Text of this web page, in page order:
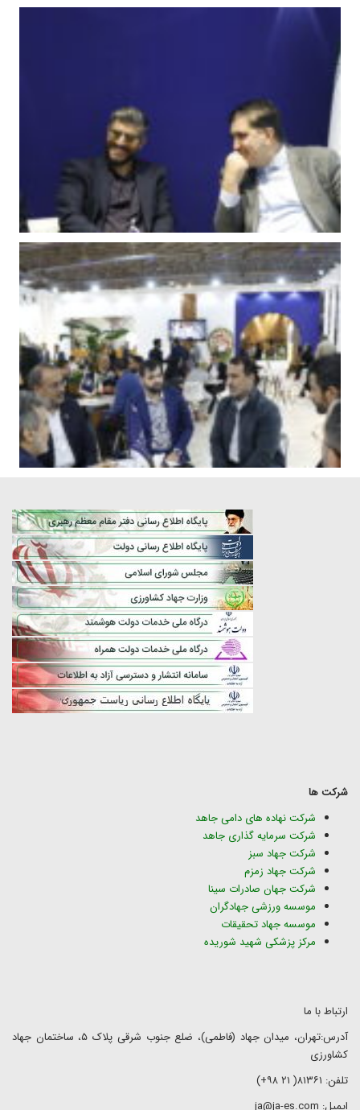
شرکت ها
شرکت نهاده های دامی جاهد
شرکت سرمایه گذاری جاهد
شرکت جهاد سبز
شرکت جهاد زمزم
شرکت جهان صادرات سینا
موسسه ورزشی جهادگران
موسسه جهاد تحقیقات
مرکز پزشکی شهید شوریده
ارتباط با ما
آدرس:تهران، میدان جهاد (فاطمی)، ضلع جنوب شرقی پلاک ۵، ساختمان جهاد
کشاورزی
تلفن: ۸۱۳۶۱( ۲۱ ۹۸+)
ایمیل: ja@ja-es.com